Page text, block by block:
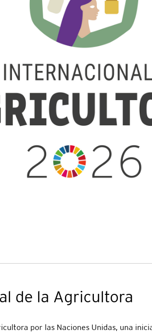
de la Agricultora
por las Naciones Unidas, una